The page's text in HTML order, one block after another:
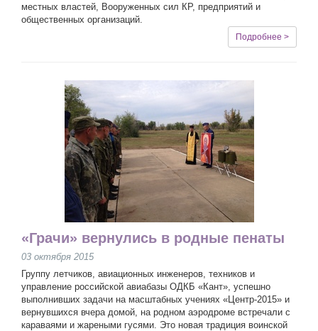
местных властей, Вооруженных сил КР, предприятий и
общественных организаций.
Подробнее >
«Грачи» вернулись в родные пенаты
03 октября 2015
Группу летчиков, авиационных инженеров, техников и
управление российской авиабазы ОДКБ «Кант», успешно
выполнивших задачи на масштабных учениях «Центр-2015» и
вернувшихся вчера домой, на родном аэродроме встречали с
караваями и жареными гусями. Это новая традиция воинской